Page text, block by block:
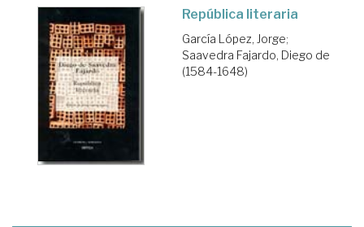
República literaria
García López, Jorge;
Saavedra Fajardo, Diego de
(1584-1648)